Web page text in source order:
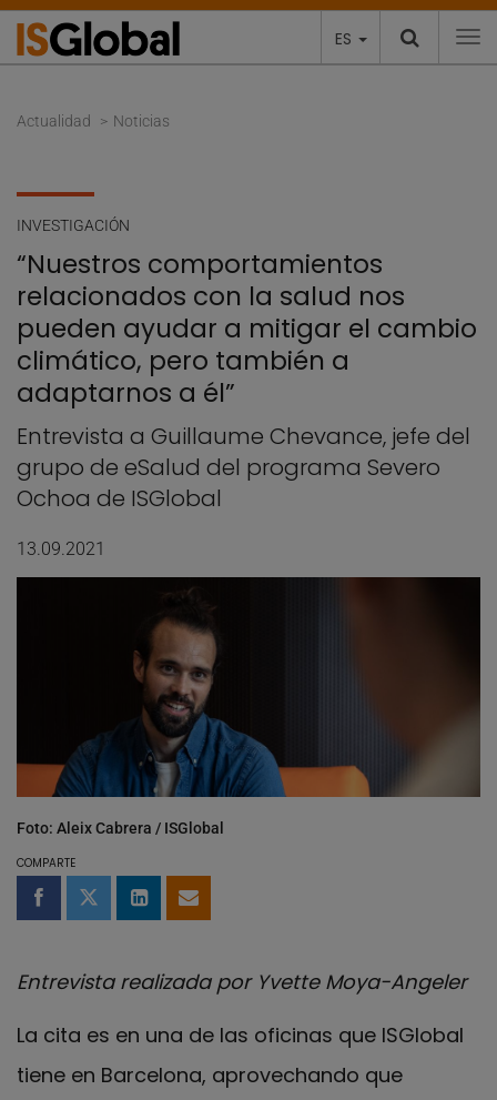
ES
Actualidad Noticias
INVESTIGACIÓN
“Nuestros comportamientos
relacionados con la salud nos
pueden ayudar a mitigar el cambio
climático, pero también a
adaptarnos a él”
Entrevista a Guillaume Chevance, jefe del
grupo de eSalud del programa Severo
Ochoa de ISGlobal
13.09.2021
Foto: Aleix Cabrera / ISGlobal
COMPARTE
Compartir en Facebook
Compartir en Twitter
Compartir en LinkedIn
Compartir por email
Entrevista realizada por Yvette Moya-Angeler
La cita es en una de las oficinas que ISGlobal
tiene en Barcelona, aprovechando que